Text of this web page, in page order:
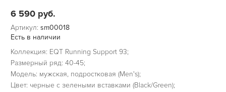
6 590 руб.
Артикул: sm00018
Есть в наличии
Коллекция: EQT Running Support 93;
Размерный ряд: 40-45;
Модель: мужская, подростковая (Men's);
Цвет: черные с зелеными вставками (Black/Green);